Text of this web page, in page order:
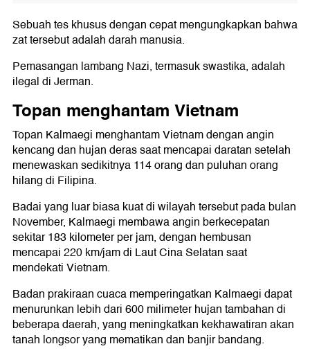
Sebuah tes khusus dengan cepat mengungkapkan bahwa
zat tersebut adalah darah manusia.
Pemasangan lambang Nazi, termasuk swastika, adalah
ilegal di Jerman.
Topan menghantam Vietnam
Topan Kalmaegi menghantam Vietnam dengan angin
kencang dan hujan deras saat mencapai daratan setelah
menewaskan sedikitnya 114 orang dan puluhan orang
hilang di Filipina.
Badai yang luar biasa kuat di wilayah tersebut pada bulan
November, Kalmaegi membawa angin berkecepatan
sekitar 183 kilometer per jam, dengan hembusan
mencapai 220 km/jam di Laut Cina Selatan saat
mendekati Vietnam.
Badan prakiraan cuaca memperingatkan Kalmaegi dapat
menurunkan lebih dari 600 milimeter hujan tambahan di
beberapa daerah, yang meningkatkan kekhawatiran akan
tanah longsor yang mematikan dan banjir bandang.